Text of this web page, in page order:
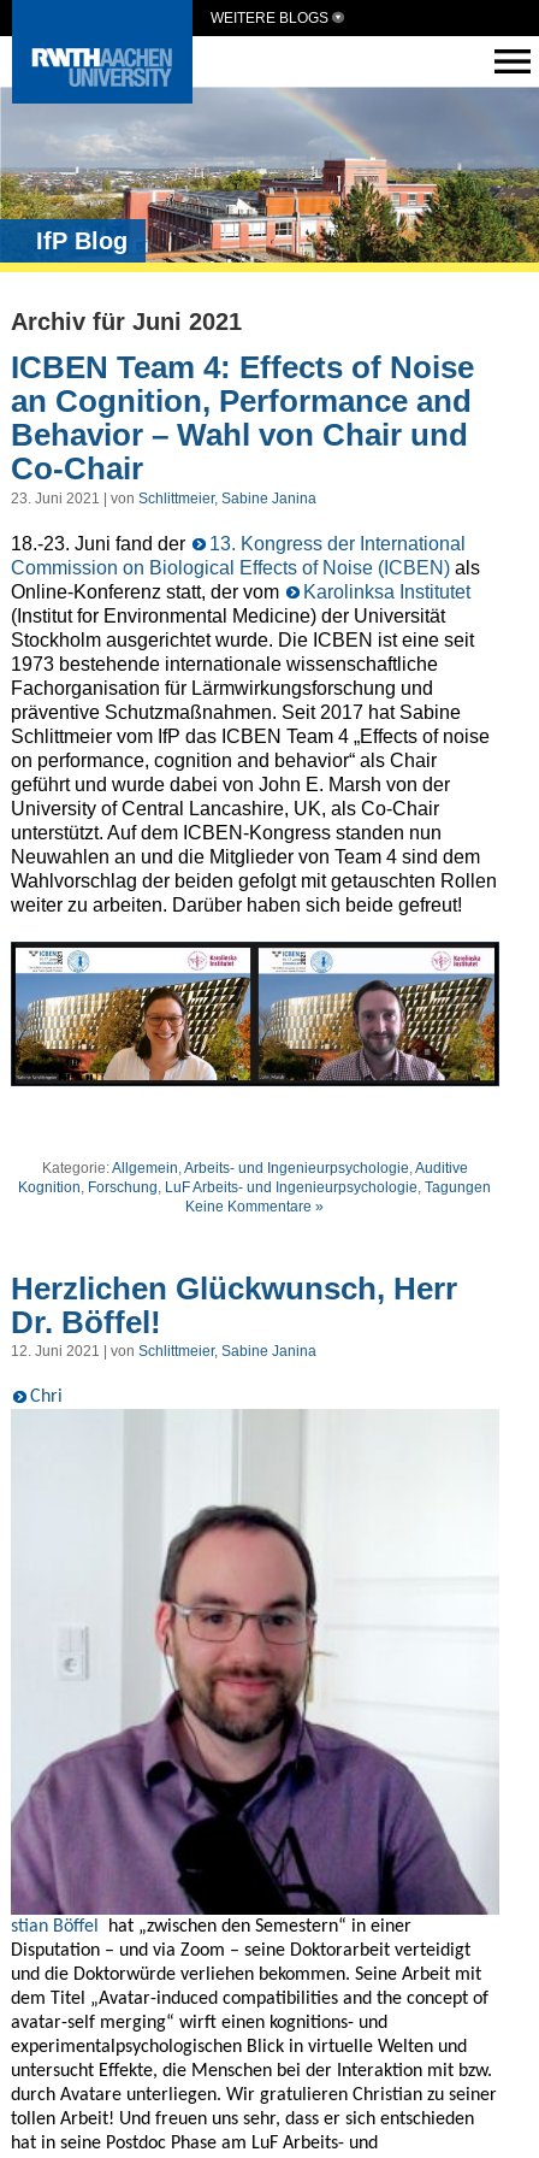
WEITERE BLOGS
IfP Blog
Archiv für Juni 2021
ICBEN Team 4: Effects of Noise
an Cognition, Performance and
Behavior – Wahl von Chair und
Co-Chair
23. Juni 2021 | von Schlittmeier, Sabine Janina
18.-23. Juni fand der
13. Kongress der International
Commission on Biological Effects of Noise (ICBEN)als
Online-Konferenz statt, der vom
Karolinksa Institutet
(Institut for Environmental Medicine) der Universität
Stockholm ausgerichtet wurde. Die ICBEN ist eine seit
1973 bestehende internationale wissenschaftliche
Fachorganisation für Lärmwirkungsforschung und
präventive Schutzmaßnahmen. Seit 2017 hat Sabine
Schlittmeier vom IfP das ICBEN Team 4 „Effects of noise
on performance, cognition and behavior“ als Chair
geführt und wurde dabei von John E. Marsh von der
University of Central Lancashire, UK, als Co-Chair
unterstützt. Auf dem ICBEN-Kongress standen nun
Neuwahlen an und die Mitglieder von Team 4 sind dem
Wahlvorschlag der beiden gefolgt mit getauschten Rollen
weiter zu arbeiten. Darüber haben sich beide gefreut!
Kategorie:Allgemein,Arbeits- und Ingenieurpsychologie,Auditive
Kognition, Forschung, LuF Arbeits- und Ingenieurpsychologie,Tagungen
Keine Kommentare »
Herzlichen Glückwunsch, Herr
Dr. Böffel!
12. Juni 2021 | von Schlittmeier, Sabine Janina
Chri
stian Böffel hat „zwischen den Semestern“ in einer
Disputation – und via Zoom – seine Doktorarbeit verteidigt
und die Doktorwürde verliehen bekommen. Seine Arbeit mit
dem Titel „Avatar-induced compatibilities and the concept of
avatar-self merging“ wirft einen kognitions- und
experimentalpsychologischen Blick in virtuelle Welten und
untersucht Effekte, die Menschen bei der Interaktion mit bzw.
durch Avatare unterliegen. Wir gratulieren Christian zu seiner
tollen Arbeit! Und freuen uns sehr, dass er sich entschieden
hat in seine Postdoc Phase am LuF Arbeits- und